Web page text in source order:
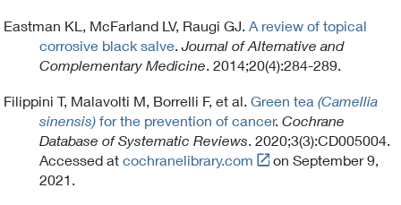
Eastman KL, McFarland LV, Raugi GJ. A review of topical
corrosive black salve Journal of Alternative and
Complementary Medicine . 2014;20(4):284-289.
Filippini T, Malavolti M, Borrelli F, et al. Green tea (Camellia
sinensis) for the prevention of cancer. Cochrane
Database of Systematic Reviews . 2020;3(3):CD005004.
Accessed at cochranelibrary.com
Link
on September 9,
2021.